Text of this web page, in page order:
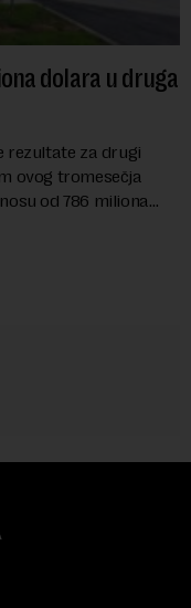
dolara u druga
rezultate za drugi
ovog tromesečja
od 786 miliona